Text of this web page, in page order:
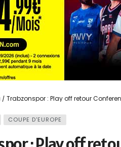
/ Trabzonspor : Play off retour
COUPE D'EUROPE